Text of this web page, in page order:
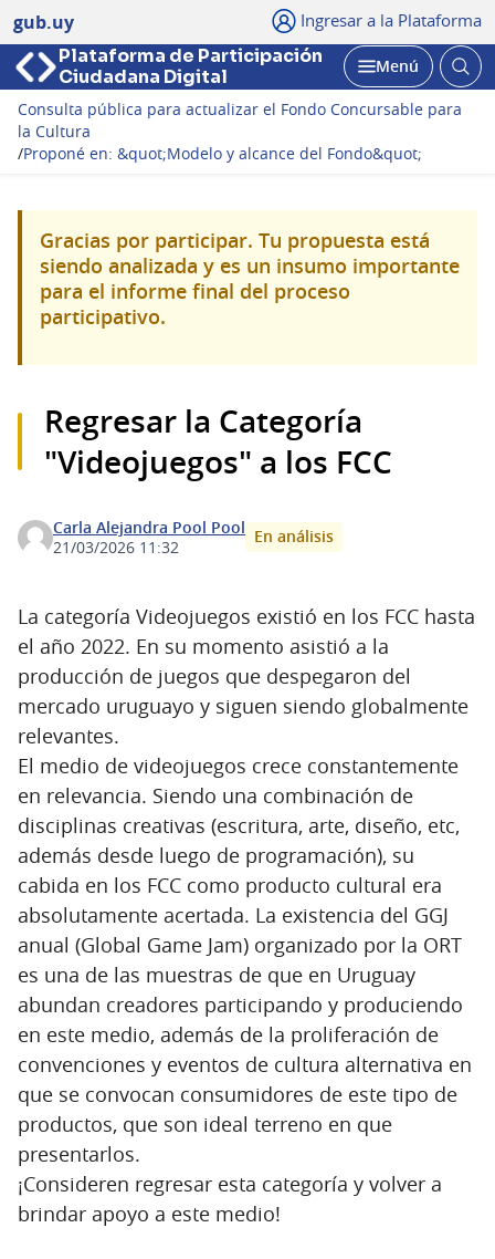
gub.uy Ingresar a la Plataforma
Plataforma de Participación
Ciudadana Digital
Abrir
Menú
Consulta pública para actualizar el Fondo Concursable para
la Cultura
/Proponé en: &quot;Modelo y alcance del Fondo&quot;
Gracias por participar. Tu propuesta está
siendo analizada y es un insumo importante
para el informe final del proceso
participativo.
Regresar la Categoría
"Videojuegos" a los FCC
Carla Alejandra Pool Pool
21/03/2026 11:32
En análisis
La categoría Videojuegos existió en los FCC hasta
el año 2022. En su momento asistió a la
producción de juegos que despegaron del
mercado uruguayo y siguen siendo globalmente
relevantes.
El medio de videojuegos crece constantemente
en relevancia. Siendo una combinación de
disciplinas creativas (escritura, arte, diseño, etc,
además desde luego de programación), su
cabida en los FCC como producto cultural era
absolutamente acertada. La existencia del GGJ
anual (Global Game Jam) organizado por la ORT
es una de las muestras de que en Uruguay
abundan creadores participando y produciendo
en este medio, además de la proliferación de
convenciones y eventos de cultura alternativa en
que se convocan consumidores de este tipo de
productos, que son ideal terreno en que
presentarlos.
¡Consideren regresar esta categoría y volver a
brindar apoyo a este medio!